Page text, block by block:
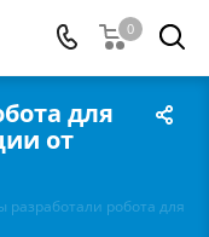
0
для
от
разработали робота для